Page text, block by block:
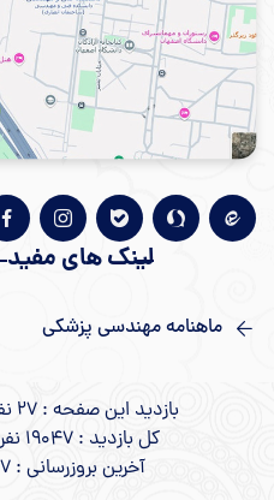
لینک های مفید
ماهنامه مهندسی پزشکی
بازدید این صفحه : 27 نفر
کل بازدید : 19047 نفر
آخرین بروزرسانی : 1405/05/07 13:18